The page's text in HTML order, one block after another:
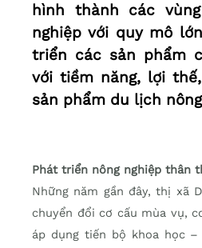
hình thành các
nghiệp với quy mô
triển các sản phẩm
với tiềm năng, lợi
sản phẩm du lịch
Phát triển nông nghiệp thân
Những năm gần đây, thị xã
chuyển đổi cơ cấu mùa vụ,
áp dụng tiến bộ khoa học